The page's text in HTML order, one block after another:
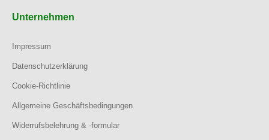
Unternehmen
Impressum
Datenschutzerklärung
Cookie-Richtlinie
Allgemeine Geschäftsbedingungen
Widerrufsbelehrung & -formular